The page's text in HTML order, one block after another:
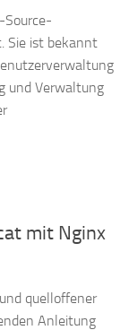
Source-
Sie ist bekannt
und Verwaltung
mit Nginx
quelloffener
Anleitung